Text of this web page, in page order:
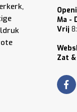
Ma -
Vrij
Zat